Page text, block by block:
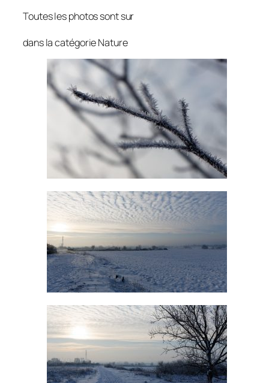
Toutes les photos sont sur
dans la catégorie Nature